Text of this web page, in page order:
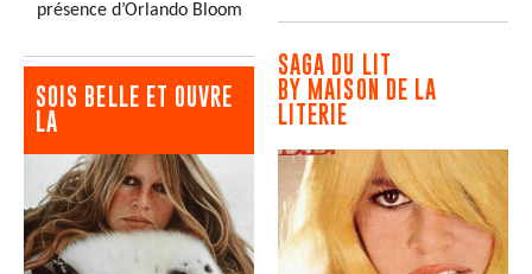
présence d’Orlando Bloom
SOIS BELLE ET OUVRE
LA
SAGA DU LIT
BY MAISON DE LA
LITERIE